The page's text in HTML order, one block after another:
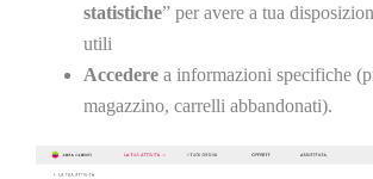
statistiche” per avere a tua
utili
Accedere a informazioni specifiche
magazzino, carrelli abbandonati).